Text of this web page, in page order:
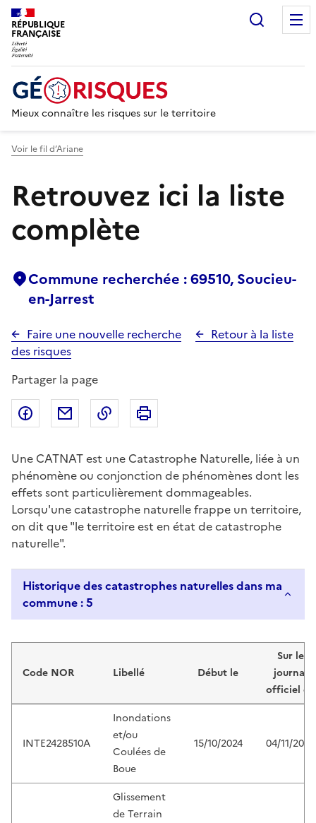
RÉPUBLIQUE
FRANÇAISE
Mieux connaître les risques sur le territoire
Voir le fil d’Ariane
Retrouvez ici la liste
complète
Commune recherchée : 69510, Soucieu-
en-Jarrest
Faire une nouvelle recherche
Retour à la liste
des risques
Partager la page
Partager sur Facebook
Partager par emailCopier dans le presse-papier
Une CATNAT est une Catastrophe Naturelle, liée à un
phénomène ou conjonction de phénomènes dont les
effets sont particulièrement dommageables.
Lorsqu'une catastrophe naturelle frappe un territoire,
on dit que "le territoire est en état de catastrophe
naturelle".
Historique des catastrophes naturelles dans ma
commune : 5
Code NOR Libellé Début le
Sur le
journal
officiel du
INTE2428510A
Inondations
et/ou
Coulées de
Boue
15/10/2024 04/11/2024
Glissement
de Terrain